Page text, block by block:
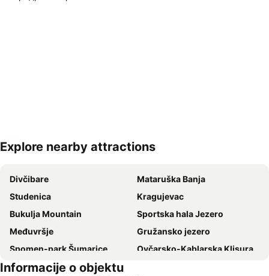
Explore nearby attractions
Divčibare
Mataruška Banja
Studenica
Kragujevac
Bukulja Mountain
Sportska hala Jezero
Međuvršje
Gružansko jezero
Spomen-park Šumarice
Ovčarsko-Kablarska Klisura
Dragačevski sabor - Guča
Informacije o objektu